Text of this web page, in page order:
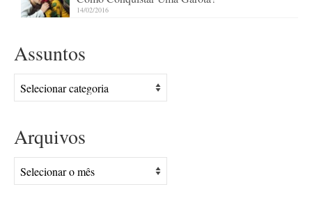
14/02/2016
Assuntos
Assuntos
Arquivos
Arquivos